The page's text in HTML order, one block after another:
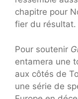
chapitre pour
fier du résultat.
Pour soutenir
entamera une
aux côtés de
une série de